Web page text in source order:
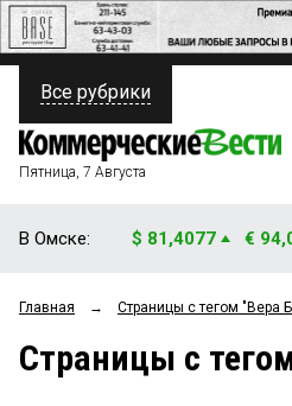
ПОЛИТИКА
ФИНАНСЫ
ОБЩЕСТВО
ЗАКОН
Все рубрики
Пятница, 7 Августа
В Омске: $ 81,4077 €
Главная → Страницы c тегом "Вера
Страницы c